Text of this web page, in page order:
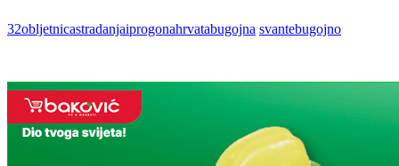
32obljetnicastradanjaiprogonahrvatabugojna svantebugojno